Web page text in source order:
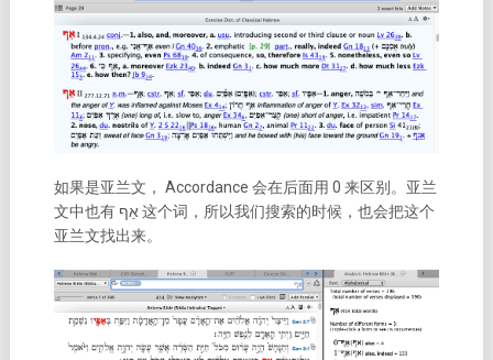
如果是亚兰文， Accordance 会在后面用 0 来区别。亚兰
文中也有
אַף这个词，所以我们搜索的时候，也会把这个
亚兰文找出来。